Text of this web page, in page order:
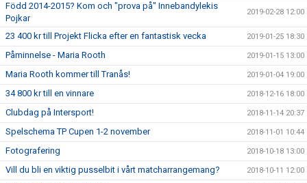
Född 2014-2015? Kom och "prova på" Innebandylekis
Pojkar
2019-02-28 12:00
23 400 kr till Projekt Flicka efter en fantastisk vecka 2019-01-25 18:30
Påminnelse - Maria Rooth 2019-01-15 13:00
Maria Rooth kommer till Tranås! 2019-01-04 19:00
34 800 kr till en vinnare 2018-12-16 18:00
Clubdag på Intersport! 2018-11-14 20:37
Spelschema TP Cupen 1-2 november 2018-11-01 10:44
Fotografering 2018-10-18 13:00
Vill du bli en viktig pusselbit i vårt matcharrangemang? 2018-10-11 12:00